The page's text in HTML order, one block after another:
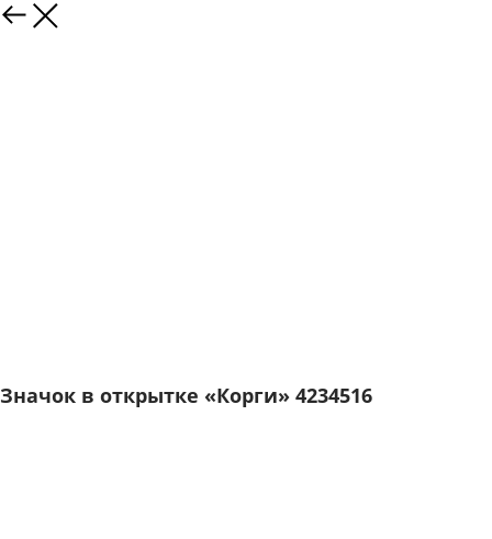
Значок в открытке «Корги» 4234516